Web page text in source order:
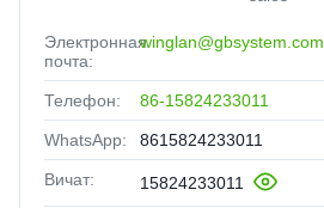
Электронная
почта:
winglan@gbsystem.com
Телефон: 86-15824233011
WhatsApp: 8615824233011
Вичат: 15824233011